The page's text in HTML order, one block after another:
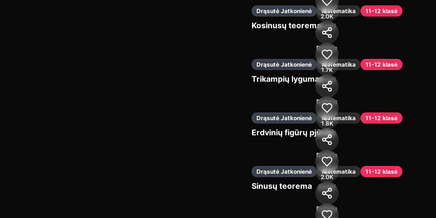
Įjungti
Drąsutė Jatkonienė Matematika 11-12 klasė
Kosinusų teorema
2.0K
Dalintis
Įjungti
Drąsutė Jatkonienė Matematika 11-12 klasė
Trikampių lygumas
1.7K
Dalintis
Įjungti
Drąsutė Jatkonienė Matematika 11-12 klasė
Erdvinių figūrų pjūviai
1.8K
Dalintis
Įjungti
Drąsutė Jatkonienė Matematika 11-12 klasė
Sinusų teorema
2.0K
Dalintis